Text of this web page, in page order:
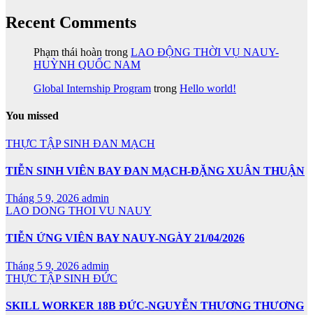
Recent Comments
Phạm thái hoàn trong LAO ĐỘNG THỜI VỤ NAUY-
HUỲNH QUỐC NAM
Global Internship Program trong Hello world!
You missed
THỰC TẬP SINH ĐAN MẠCH
TIỄN SINH VIÊN BAY ĐAN MẠCH-ĐẶNG XUÂN THUẬN
Tháng 5 9, 2026 admin
LAO DONG THOI VU NAUY
TIỄN ỨNG VIÊN BAY NAUY-NGÀY 21/04/2026
Tháng 5 9, 2026 admin
THỰC TẬP SINH ĐỨC
SKILL WORKER 18B ĐỨC-NGUYỄN THƯƠNG THƯƠNG